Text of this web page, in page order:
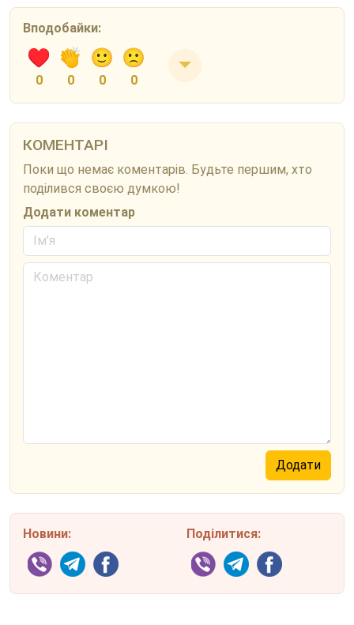
Вподобайки:
0 0 0 0
КОМЕНТАРІ
Поки що немає коментарів. Будьте першим, хто
поділився своєю думкою!
Додати коментар
Новини: Поділитися: